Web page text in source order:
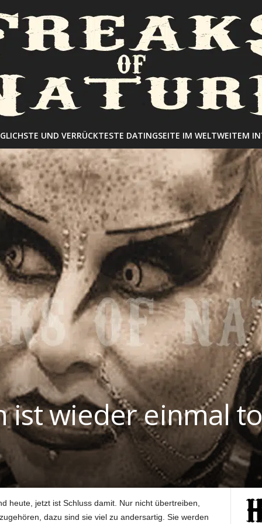
UND VERRÜCKTESTE DATINGSEITE IM WELTWEITEM
ist wieder einmal
heute, jetzt ist Schluss damit. Nur nicht übertreiben,
dazu sind sie viel zu andersartig. Sie werden